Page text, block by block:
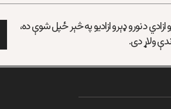
د نورو ډېرو ازادیو په څېر ځپل شوې ده،
ولاړ دی.